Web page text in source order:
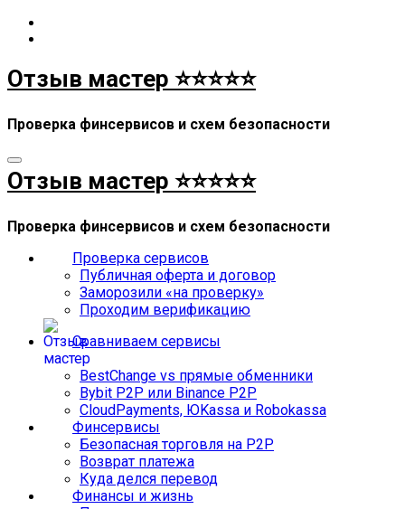
Перейти
Отзыв мастер ⭐⭐⭐⭐⭐
Проверка финсервисов и схем безопасности
Отзыв мастер ⭐⭐⭐⭐⭐
Проверка финсервисов и схем безопасности
Проверка сервисов
Публичная оферта и договор
Заморозили «на проверку»
Проходим верификацию
Сравниваем сервисы
BestChange vs прямые обменники
Bybit P2P или Binance P2P
CloudPayments, ЮKassa и Robokassa
Финсервисы
Безопасная торговля на P2P
Возврат платежа
Куда делся перевод
Финансы и жизнь